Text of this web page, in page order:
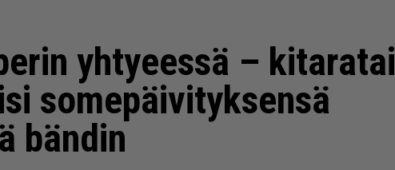
yhtyeessä –
somepäivityksensä
bändin